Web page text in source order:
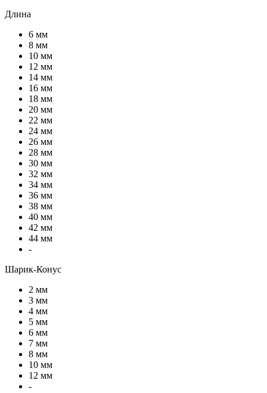
Длина
6 мм
8 мм
10 мм
12 мм
14 мм
16 мм
18 мм
20 мм
22 мм
24 мм
26 мм
28 мм
30 мм
32 мм
34 мм
36 мм
38 мм
40 мм
42 мм
44 мм
-
Шарик-Конус
2 мм
3 мм
4 мм
5 мм
6 мм
7 мм
8 мм
10 мм
12 мм
-